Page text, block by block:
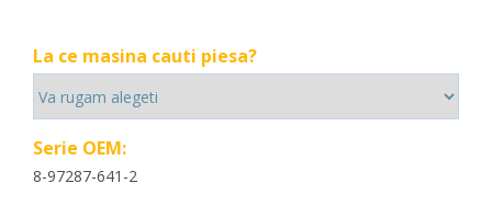
La ce masina cauti piesa?
Serie OEM:
8-97287-641-2